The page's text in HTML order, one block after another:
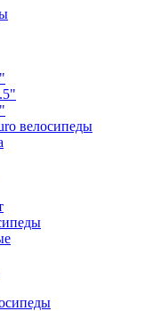
велосипеды